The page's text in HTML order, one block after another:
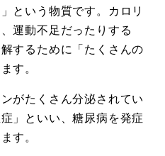
という物質です。カロリ
運動不足だったりする
するために「たくさんの
す。
がたくさん分泌されてい
」といい、糖尿病を発症
す。